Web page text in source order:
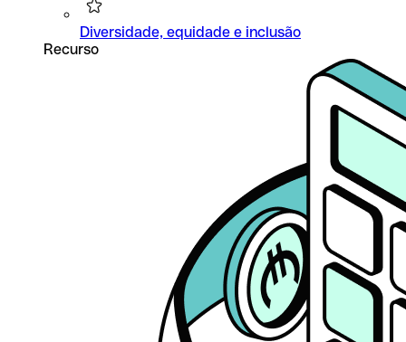
Diversidade, equidade e inclusão
Recurso